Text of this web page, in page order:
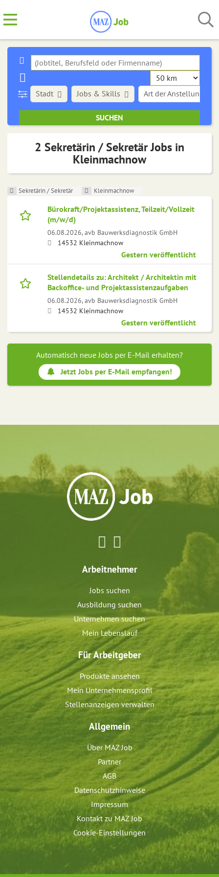
Stadt Art der Anstellung
Jobs & Skills
2 Sekretärin / Sekretär Jobs in
Kleinmachnow
Sekretärin / Sekretär Kleinmachnow
Bürokraft/Projektassistenz, Teilzeit/Vollzeit
(m/w/d)
06.08.2026,avb Bauwerksdiagnostik GmbH
14532 Kleinmachnow
Gestern veröffentlicht
Stellendetails zu: Architekt / Architektin mit
Backoffice- und Projektassistenzaufgaben
06.08.2026,avb Bauwerksdiagnostik GmbH
14532 Kleinmachnow
Gestern veröffentlicht
Automatisch neue Jobs per E-Mail erhalten?
Jetzt Jobs per E-Mail empfangen!
Arbeitnehmer
Jobs suchen
Ausbildung suchen
Unternehmen suchen
Mein Lebenslauf
Für Arbeitgeber
Produkte ansehen
Mein Unternehmensprofil
Stellenanzeigen verwalten
Allgemein
Über MAZ Job
Partner
AGB
Datenschutzhinweise
Impressum
Kontakt zu MAZ Job
Cookie-Einstellungen